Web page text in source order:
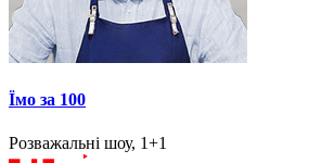
Їмо за 100
Розважальні шоу, 1+1